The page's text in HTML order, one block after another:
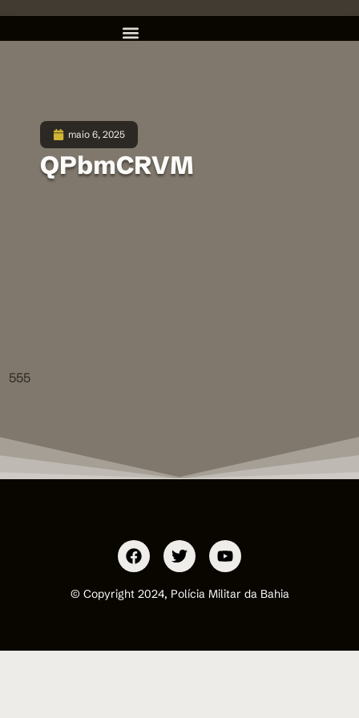
maio 6, 2025
QPbmCRVM
555
© Copyright 2024, Polícia Militar da Bahia